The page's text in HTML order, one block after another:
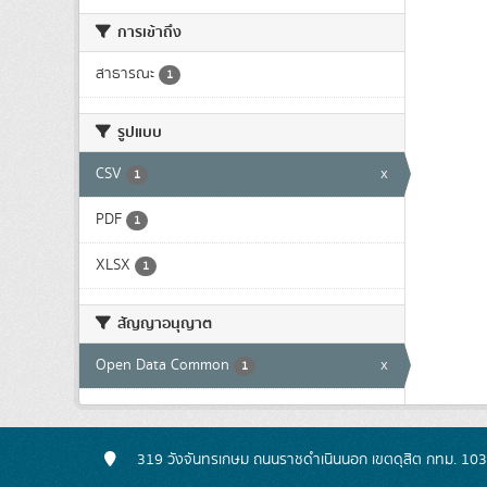
การเข้าถึง
สาธารณะ 1
รูปแบบ
CSV 1 x
PDF 1
XLSX 1
สัญญาอนุญาต
Open Data Common 1 x
319 วังจันทรเกษม ถนนราชดำเนินนอก เขตดุสิต กทม.